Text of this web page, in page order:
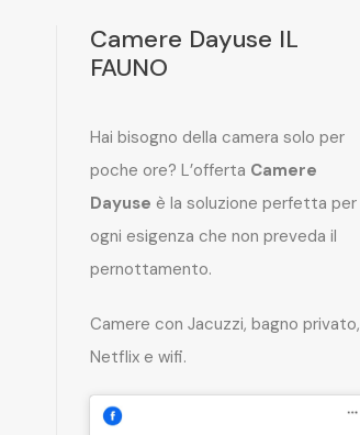
Camere Dayuse IL
FAUNO
Hai bisogno della camera solo per
poche ore? L’offerta Camere
Dayuse è la soluzione perfetta per
ogni esigenza che non preveda il
pernottamento.
Camere con Jacuzzi, bagno privato,
Netflix e wifi.